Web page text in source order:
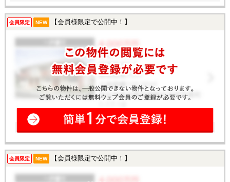
会員限定 NEW 【会員様限定で公開中！】
会員限定 NEW 【会員様限定で公開中！】